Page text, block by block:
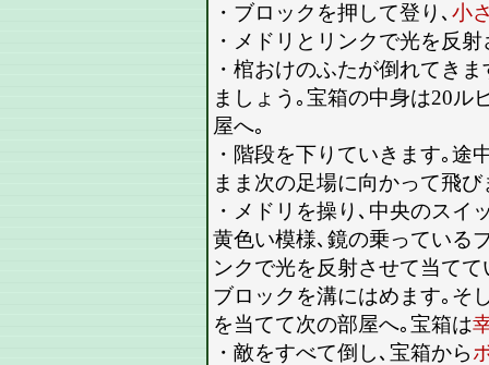
・ブロックを押して登り､ 小
・メドリとリンクで光を反
・棺おけのふたが倒れてき
ましょう｡宝箱の中身は20ル
屋へ｡
・階段を下りていきます｡途
まま次の足場に向かって飛
・メドリを操り､中央のスイ
黄色い模様､鏡の乗っている
ンクで光を反射させて当て
ブロックを溝にはめます｡そ
を当てて次の部屋へ｡宝箱は
・敵をすべて倒し､宝箱から